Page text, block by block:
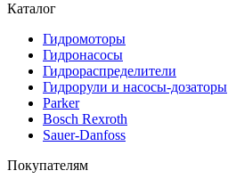
Каталог
Гидромоторы
Гидронасосы
Гидрораспределители
Гидрорули и насосы-дозаторы
Parker
Bosch Rexroth
Sauer-Danfoss
Покупателям